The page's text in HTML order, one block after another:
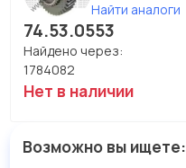
Найти аналоги
74.53.0553
Найдено через:
1784082
Нет в наличии
Возможно вы ищете: